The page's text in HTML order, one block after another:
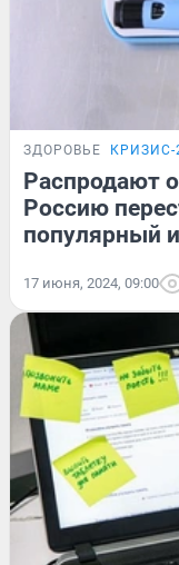
ЗДОРОВЬЕ КРИЗИС-
Распродают
Россию
популярный
17 июня, 2024, 09:00